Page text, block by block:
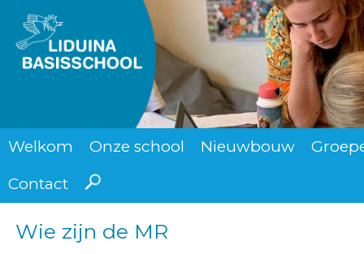
Welkom Onze school Nieuwbouw
Contact
Wie zijn de MR